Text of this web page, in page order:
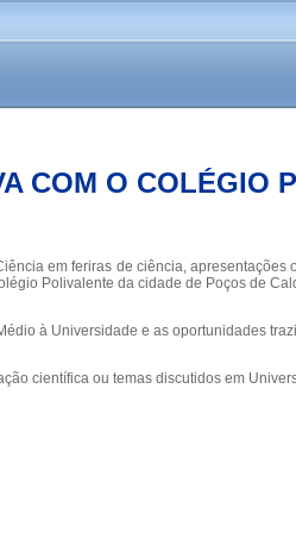
COM O COLÉGIO
em feriras de ciência,
Polivalente da cidade de Poços de
à Universidade e as oportunidades
científica ou temas discutidos em